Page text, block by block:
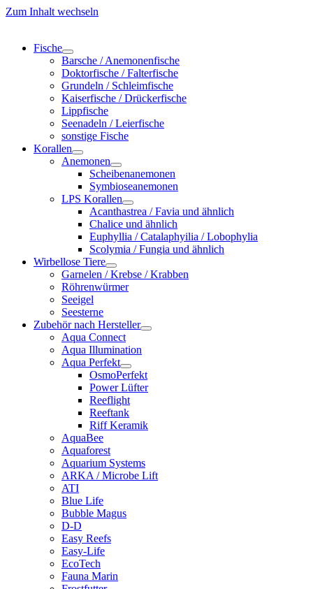
Zum Inhalt wechseln
Fische
Barsche / Anemonenfische
Doktorfische / Falterfische
Grundeln / Schleimfische
Kaiserfische / Drückerfische
Lippfische
Seenadeln / Leierfische
sonstige Fische
Korallen
Anemonen
Scheibenanemonen
Symbioseanemonen
LPS Korallen
Acanthastrea / Favia und ähnlich
Chalice und ähnlich
Euphyllia / Catalaphyilia / Lobophylia
Scolymia / Fungia und ähnlich
Wirbellose Tiere
Garnelen / Krebse / Krabben
Röhrenwürmer
Seeigel
Seesterne
Zubehör nach Hersteller
Aqua Connect
Aqua Illumination
Aqua Perfekt
OsmoPerfekt
Power Lüfter
Reeflight
Reeftank
Riff Keramik
AquaBee
Aquaforest
Aquarium Systems
ARKA / Microbe Lift
ATI
Blue Life
Bubble Magus
D-D
Easy Reefs
Easy-Life
EcoTech
Fauna Marin